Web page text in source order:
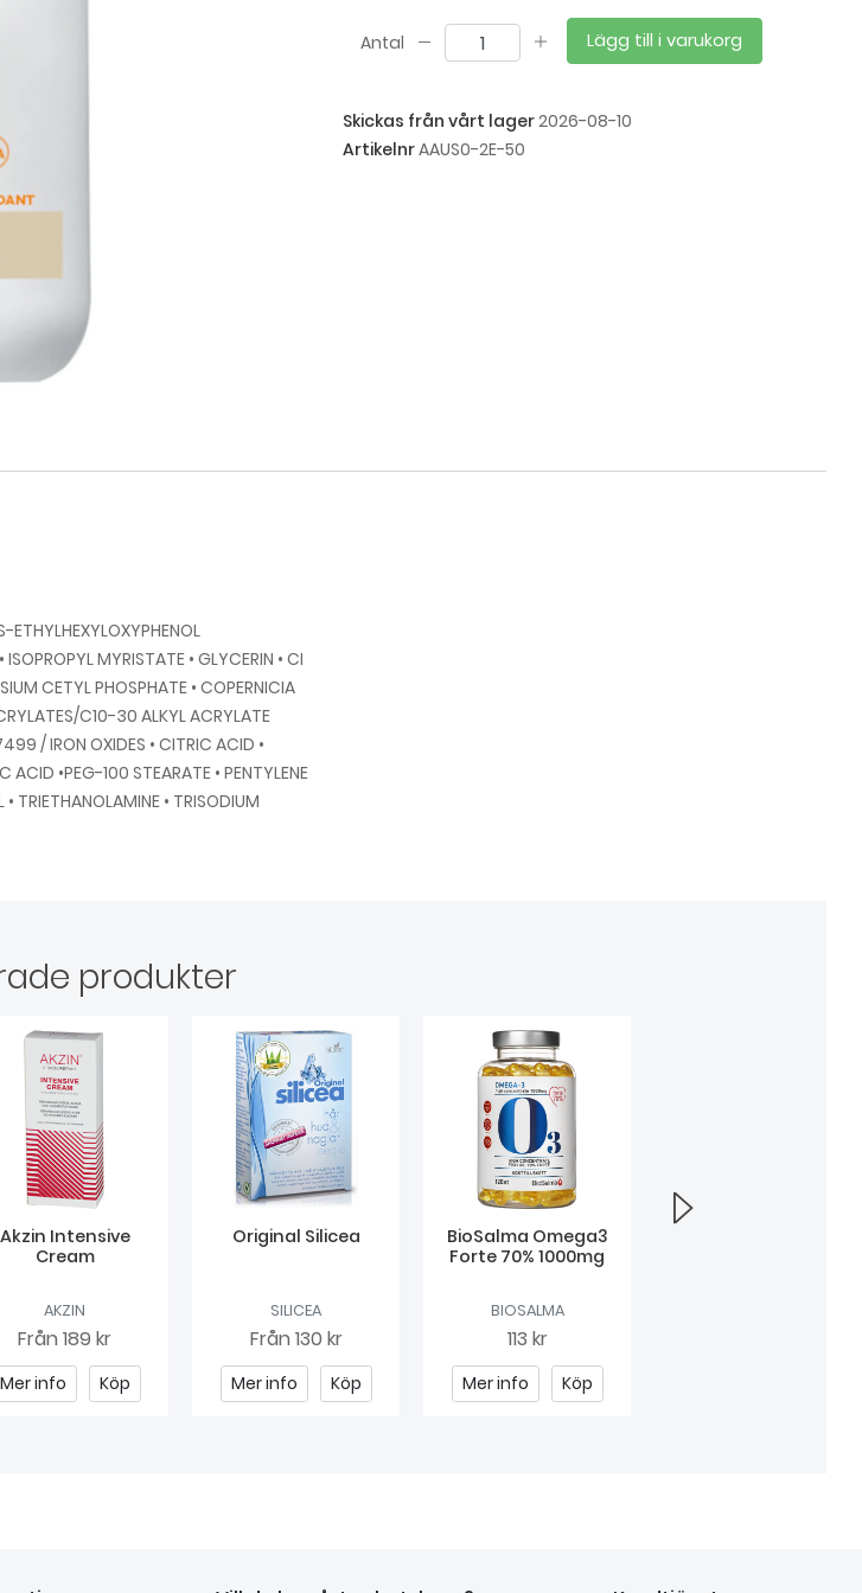
Antal Lägg till i varukorg
Skickas från vårt lager2026-08-10
ArtikelnrAAUS0-2E-50
ETHYLHEXYLOXYPHENOL
MYRISTATE • GLYCERIN • CI
CETYL PHOSPHATE • COPERNICIA
C10-30 ALKYL ACRYLATE
/ IRON OXIDES • CITRIC ACID •
ACID •PEG-100 STEARATE • PENTYLENE
TRIETHANOLAMINE • TRISODIUM
produkter
Akzin Intensive
Cream
AKZIN
Från189 kr
Mer info Köp
Original Silicea
SILICEA
Från 130 kr
Mer info Köp
BioSalma Omega3
Forte 70% 1000mg
BIOSALMA
113 kr
Mer info Köp